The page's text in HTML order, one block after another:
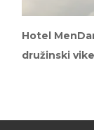
Hotel
družinski